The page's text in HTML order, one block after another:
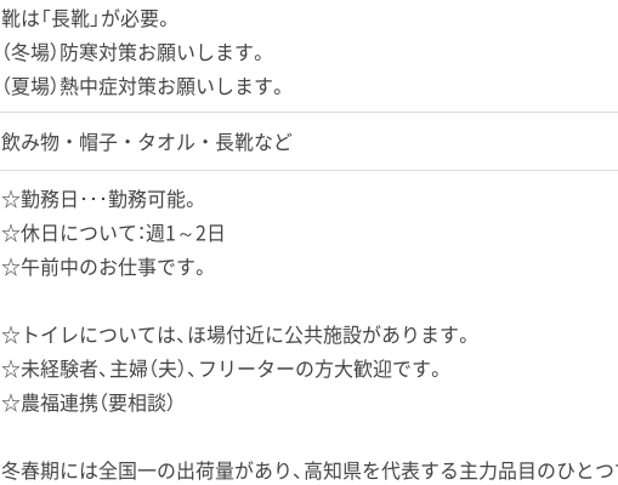
靴は「長靴」が必要。
（冬場）防寒対策お願いします。
（夏場）熱中症対策お願いします。
飲み物 ・ 帽子 ・ タオル ・ 長靴など
☆勤務日･･･勤務可能。
☆休日について：週1～2日
☆午前中のお仕事です。
☆トイレについては、ほ場付近に公共施設があります。
☆未経験者、主婦（夫）、フリーターの方大歓迎です。
☆農福連携（要相談）
冬春期には全国一の出荷量があり、高知県を代表する主力品目のひと